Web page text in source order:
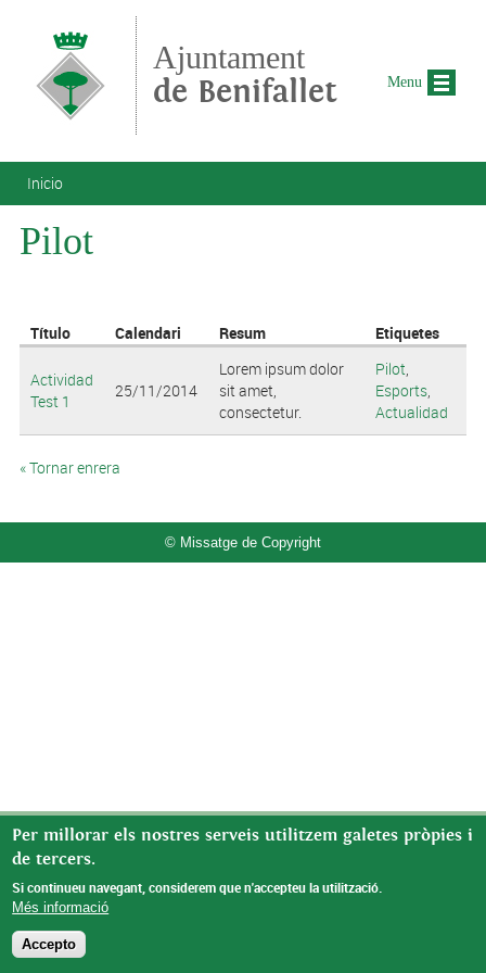
Ajuntament
de Benifallet
Se encuentra usted aquí
Inicio
Pilot
Título Calendari Resum Etiquetes
Actividad
Test 1
25/11/2014
Lorem ipsum dolor
sit amet,
consectetur.
Pilot,
Esports,
Actualidad
« Tornar enrera
© Missatge de Copyright
Menu
Per millorar els nostres serveis utilitzem galetes pròpies i
de tercers.
Si continueu navegant, considerem que n'accepteu la utilització.
Més informació
Accepto